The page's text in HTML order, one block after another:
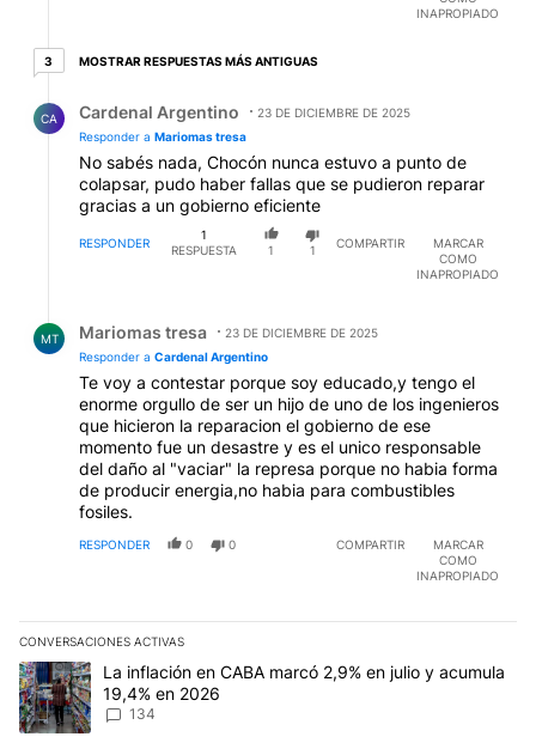
pueblo en democracia? Y alguien o algunos que nos
INAPROPIADO
33 respuestas más antiguas
MOSTRAR RESPUESTAS MÁS ANTIGUAS
CA Cardenal Argentino
23 DE DICIEMBRE DE 2025
Responder a Mariomas tresa
No sabés nada, Chocón nunca estuvo a punto de
colapsar, pudo haber fallas que se pudieron reparar
gracias a un gobierno eficiente
RESPONDER
1
RESPUESTA
1 1
COMPARTIR
MARCAR
COMO
INAPROPIADO
MT Mariomas tresa
23 DE DICIEMBRE DE 2025
Responder a Cardenal Argentino
Te voy a contestar porque soy educado,y tengo el
enorme orgullo de ser un hijo de uno de los ingenieros
que hicieron la reparacion el gobierno de ese
momento fue un desastre y es el unico responsable
del daño al "vaciar" la represa porque no habia forma
de producir energia,no habia para combustibles
fosiles.
RESPONDER 0 0 COMPARTIR
MARCAR
COMO
INAPROPIADO
CONVERSACIONES ACTIVAS
Este listado muestra los artículos con más comentarios en los
Un artículo de tendencia con el título "La inflación en CABA
La inflación en CABA marcó 2,9% en julio y acumula
19,4% en 2026
134